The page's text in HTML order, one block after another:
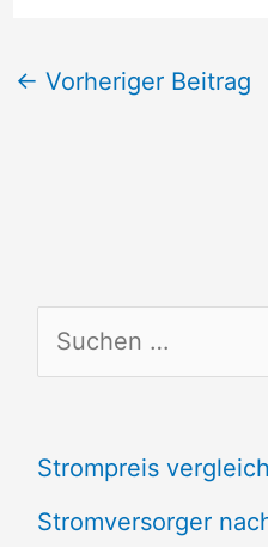
← Vorheriger Beitrag
u
h
e
Strompreis
Stromversorger